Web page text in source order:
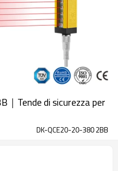
｜Tende di sicurezza per
DK-QCE20-20-380 2BB